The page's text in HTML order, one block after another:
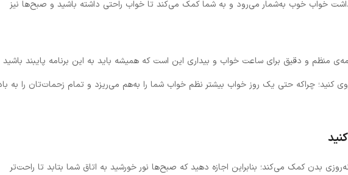
خواب خوب به‌شمار می‌رود و به شما کمک می‌کند تا خواب راحتی داشته باشید و صبح‌ها نیز
منظم و دقیق برای ساعت خواب و بیداری این است که همیشه باید به این برنامه پایبند باشید
کنید؛ چراکه حتی یک روز خواب بیشتر نظم خواب شما را به‌هم می‌ریزد و تمام زحمات‌تان را به
بدن کمک می‌کند؛ بنابراین اجازه دهید که صبح‌ها نور خورشید به اتاق شما بتابد تا راحت‌تر